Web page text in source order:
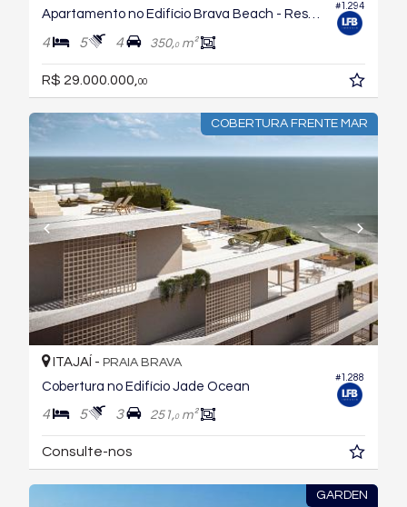
#1.294
Apartamento no Edifício Brava Beach - Reserva Recife
4 5 4 350,0m²
R$ 29.000.000, 00
COBERTURA FRENTE MAR
#1.288
ITAJAÍ - PRAIA BRAVA
Cobertura no Edifício Jade Ocean
4 5 3 251,0m²
Consulte-nos
GARDEN